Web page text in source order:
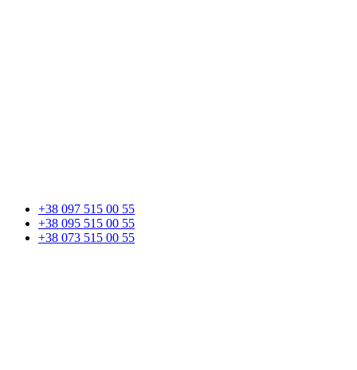
+38 097 515 00 55
+38 095 515 00 55
+38 073 515 00 55